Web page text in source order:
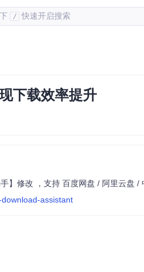
/ 快速开启搜索
下载效率提升
assistant